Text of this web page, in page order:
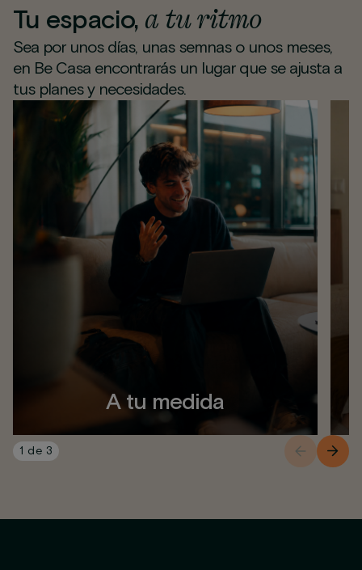
Tu espacio, a tu ritmo
Sea por unos días, unas semnas o unos meses,
en Be Casa encontrarás un lugar que se ajusta a
tus planes y necesidades.
A tu medida
1 de 3